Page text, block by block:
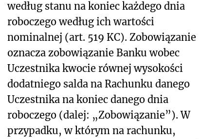
według stanu na koniec każdego dnia
roboczego według ich wartości
nominalnej (art. 519 KC). Zobowiązanie
oznacza zobowiązanie Banku wobec
Uczestnika kwocie równej wysokości
dodatniego salda na Rachunku danego
Uczestnika na koniec danego dnia
roboczego (dalej: „Zobowiązanie”). W
przypadku, w którym na rachunku,